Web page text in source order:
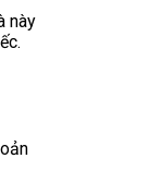
này